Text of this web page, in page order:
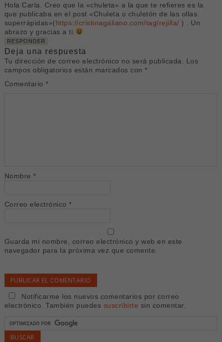
Hola Carla. Creo que la «chuleta» a la que te refieres es la
que publicaba en el post «Chuleta o chuletón de las ollas
superrápidas»(https://cristinagaliano.com/tag/rejilla/ ) . Un
abrazo y gracias a ti.
RESPONDER
Deja una respuesta
Tu dirección de correo electrónico no será publicada.
Los
campos obligatorios están marcados con*
Comentario*
Nombre*
Correo electrónico*
Guarda mi nombre, correo electrónico y web en este
navegador para la próxima vez que comente.
Notificarme los nuevos comentarios por correo
electrónico. También puedes suscribirte sin comentar.